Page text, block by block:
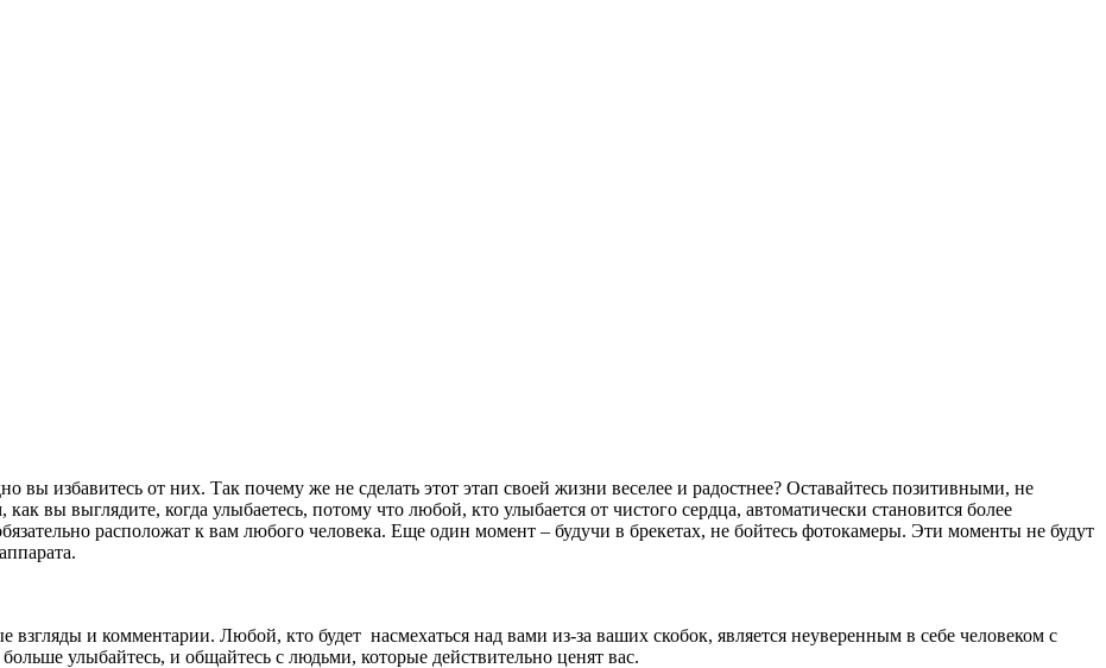
избавитесь от них. Так почему же не сделать этот этап своей жизни веселее и радостнее? Оставайтесь позитивными, не
вы выглядите, когда улыбаетесь, потому что любой, кто улыбается от чистого сердца, автоматически становится более
расположат к вам любого человека. Еще один момент – будучи в брекетах, не бойтесь фотокамеры. Эти моменты не будут
и комментарии. Любой, кто будет насмехаться над вами из-за ваших скобок, является неуверенным в себе человеком с
улыбайтесь, и общайтесь с людьми, которые действительно ценят вас.